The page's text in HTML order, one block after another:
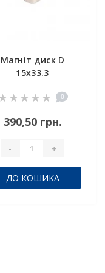
Магніт диск D
15х33.3
0
390,50 грн.
- +
ДО КОШИКА